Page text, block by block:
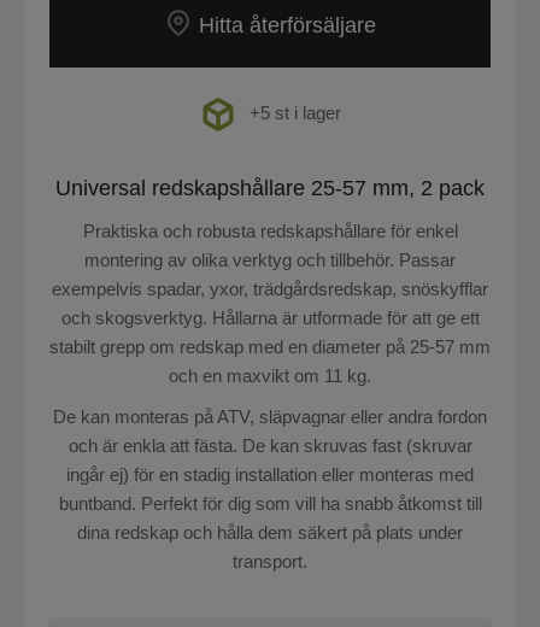
Hitta återförsäljare
+5 st i lager
Universal redskapshållare 25-57 mm, 2 pack
Praktiska och robusta redskapshållare för enkel
montering av olika verktyg och tillbehör. Passar
exempelvis spadar, yxor, trädgårdsredskap, snöskyfflar
och skogsverktyg. Hållarna är utformade för att ge ett
stabilt grepp om redskap med en diameter på 25-57 mm
och en maxvikt om 11 kg.
De kan monteras på ATV, släpvagnar eller andra fordon
och är enkla att fästa. De kan skruvas fast (skruvar
ingår ej) för en stadig installation eller monteras med
buntband. Perfekt för dig som vill ha snabb åtkomst till
dina redskap och hålla dem säkert på plats under
transport.